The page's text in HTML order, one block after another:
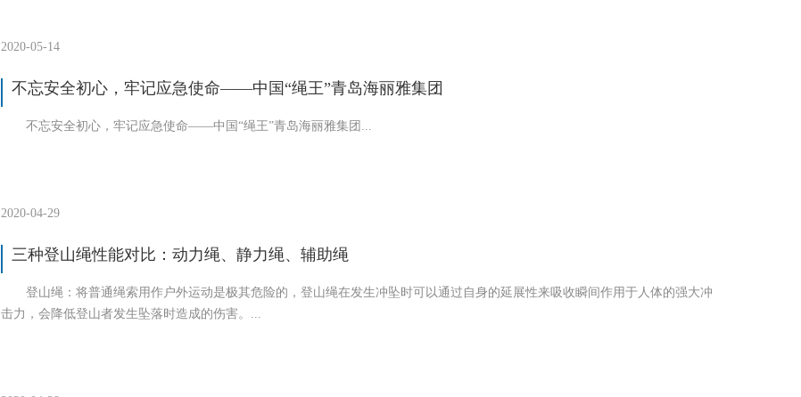
2020-05-14
不忘安全初心，牢记应急使命——中国“绳王”青岛海丽雅集团
不忘安全初心，牢记应急使命——中国“绳王”青岛海丽雅集团...
2020-04-29
三种登山绳性能对比：动力绳、静力绳、辅助绳
登山绳：将普通绳索用作户外运动是极其危险的，登山绳在发生冲坠时可以通过自身的延展性来吸收瞬间作用于人体的强大冲
击力，会降低登山者发生坠落时造成的伤害。...